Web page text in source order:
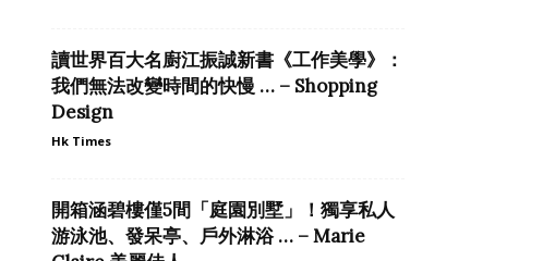
讀世界百大名廚江振誠新書《工作美學》：
我們無法改變時間的快慢 … – Shopping
Design
Hk Times
開箱涵碧樓僅5間「庭園別墅」！獨享私人
游泳池、發呆亭、戶外淋浴 … – Marie